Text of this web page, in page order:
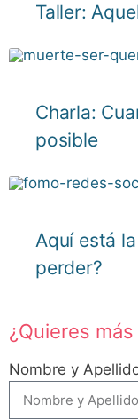
Taller:
Charla:
posible
Aquí está
perder?
¿Quieres
Nombre y